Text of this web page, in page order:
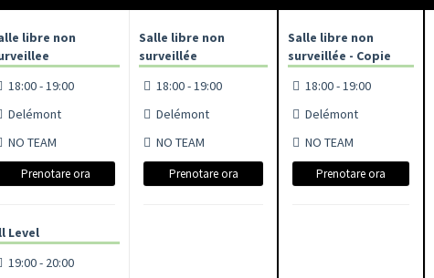
libre non
18:00 - 19:00
Delémont
NO TEAM
Prenotare ora
Level
19:00 - 20:00
Salle libre non
surveillée
18:00 - 19:00
Delémont
NO TEAM
Prenotare ora
Salle libre non
surveillée - Copie
18:00 - 19:00
Delémont
NO TEAM
Prenotare ora